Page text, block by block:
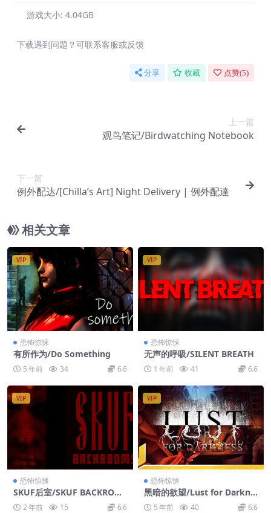
游戏大小: 4.04GB
下载遇到问题？可联系客服或反馈
分享 收藏 点赞(5)
上一篇
观鸟笔记/Birdwatching Notebook
下一篇
例外配达/[Chilla’s Art] Night Delivery | 例外配達
相关文章
VIP
恐怖惊悚
有所作为/Do Something
5 年前 34 6.6
VIP
恐怖惊悚
无声的呼吸/SILENT BREATH
1 年前 41 6.6
VIP
恐怖惊悚
SKUF后室/SKUF BACKROO
MS 2 年前 15 6.6
VIP
恐怖惊悚
黑暗的欲望/Lust for Darkne
ss 5 年前 40 6.6